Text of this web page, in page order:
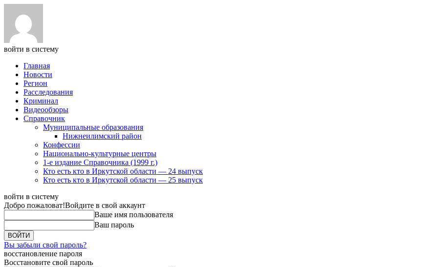
войти в систему
Главная
Новости
Регион
Расследования
Криминал
Видеообзоры
Справочник
Муниципальные образования
Нижнеилимский район
Конфессии
Национально-культурные центры
1-е издание Справочника (1999 г.)
Кто есть кто в Иркутской области — 24 выпуск
Кто есть кто в Иркутской области — 25 выпуск
войти в систему
Добро пожаловат!Войдите в свой аккаунт
Ваше имя пользователя
Ваш пароль
Вы забыли свой пароль?
восстановление пароля
Восстановите свой пароль